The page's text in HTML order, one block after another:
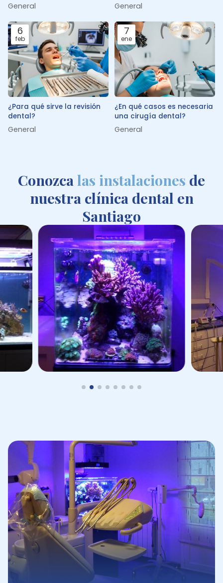
General cepillar los dientes?
General
6
feb
¿Para qué sirve la revisión
dental?
General
7
ene
¿En qué casos es necesaria
una cirugía dental?
General
Conozca las instalaciones de
nuestra clínica dental en
Santiago